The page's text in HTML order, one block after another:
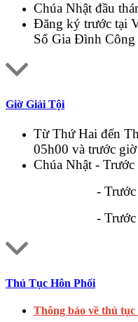
Chúa Nhật đầu
Đăng ký trước tại
Sổ Gia Đình Công
Giờ Giải Tội
Từ Thứ Hai đến
05h00 và trước
Chúa Nhật -
- Trước giờ
- Trước giờ
Thủ Tục Hôn Phối
Thông báo về thủ